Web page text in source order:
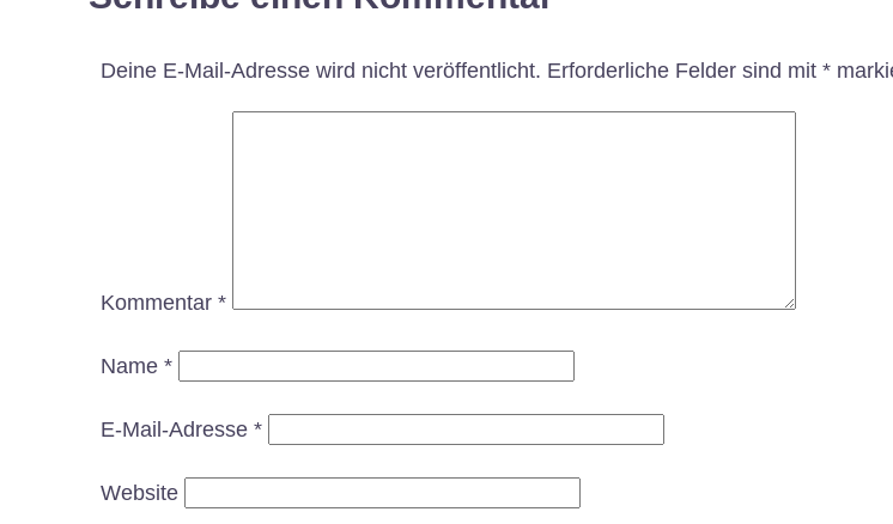
Deine E-Mail-Adresse wird nicht veröffentlicht. Erforderliche Felder sind mit *
Kommentar *
Name *
E-Mail-Adresse *
Website